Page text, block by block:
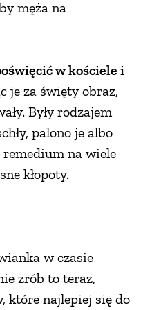
męża na
w kościele i
je za święty obraz,
Były rodzajem
palono je albo
na wiele
kłopoty.
w czasie
zrób to teraz,
które najlepiej się do